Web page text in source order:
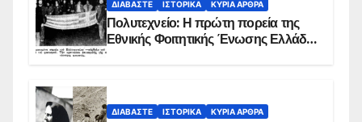
ΔΙΑΒΆΣΤΕ ΙΣΤΟΡΙΚΆ ΚΥΡΙΑ ΑΡΘΡΑ
Πολυτεχνείο: Η πρώτη πορεία της
Εθνικής Φοιτητικής Ένωσης Ελλάδος
ΔΙΑΒΆΣΤΕ ΙΣΤΟΡΙΚΆ ΚΥΡΙΑ ΑΡΘΡΑ